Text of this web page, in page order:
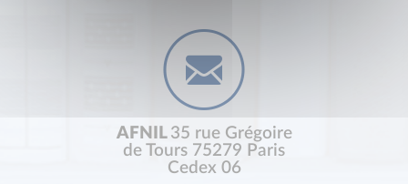
AFNIL 35 rue Grégoire
de Tours 75279 Paris
Cedex 06